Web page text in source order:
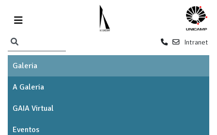
Intranet
Galeria
A Galeria
GAIA Virtual
Eventos